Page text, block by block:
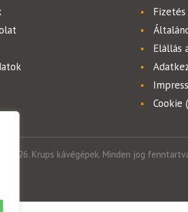
Elállás
Cookie
2026. Krups kávégépek. Minden jog